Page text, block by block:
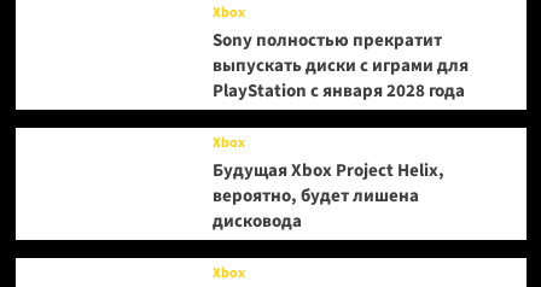
Xbox
Sony полностью прекратит
выпускать диски с играми для
PlayStation с января 2028 года
Xbox
Будущая Xbox Project Helix,
вероятно, будет лишена
дисковода
Xbox